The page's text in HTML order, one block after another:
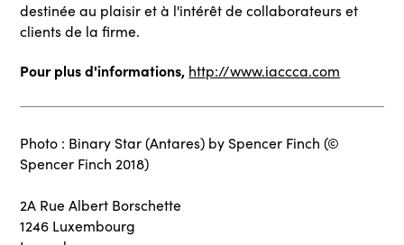
destinée au plaisir et à l'intérêt de collaborateurs et
clients de la firme.
Pour plus d'informations, http://www.iaccca.com
Photo : Binary Star (Antares) by Spencer Finch (©
Spencer Finch 2018)
2A Rue Albert Borschette
1246 Luxembourg